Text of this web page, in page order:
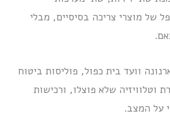
של מוצרי צריכה בסיסיים, מבלי
וועד בית כפול, פוליסות ביטוח
וטלוויזיה שלא פוצלו, ורכישות
על המצב.